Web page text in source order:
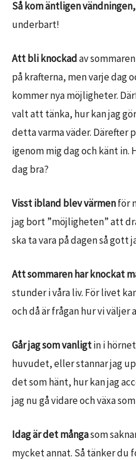
Så kom äntligen vändningen,
underbart!
Att bli knockadav
på krafterna, men varje dag
kommer nya möjligheter.
valt att tänka, hur kan jag
detta varma väder. Därefter
igenom mig dag och känt in.
dag bra?
Visst ibland blev värmenför
jag bort ”möjligheten” att
ska ta vara på dagen så gott
Att sommaren har knockat
stunder i våra liv. För livet
och då är frågan hur vi väljer
Går jag som vanligtin i
huvudet, eller stannar jag
det som hänt, hur kan jag
jag nu gå vidare och växa
Idag är det mångasom
mycket annat. Så tänker du